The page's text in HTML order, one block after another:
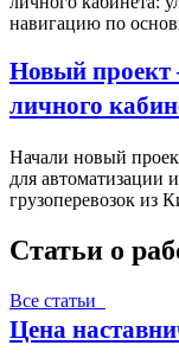
навигацию по
Новый проект
личного
Начали новый
для автоматизации
грузоперевозок из
Статьи о
Все статьи
Цена